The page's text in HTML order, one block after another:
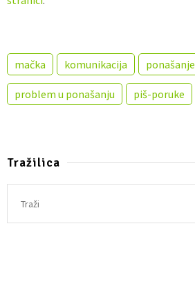
mačka komunikacija ponašanje
problem u ponašanju piš-poruke
Tražilica